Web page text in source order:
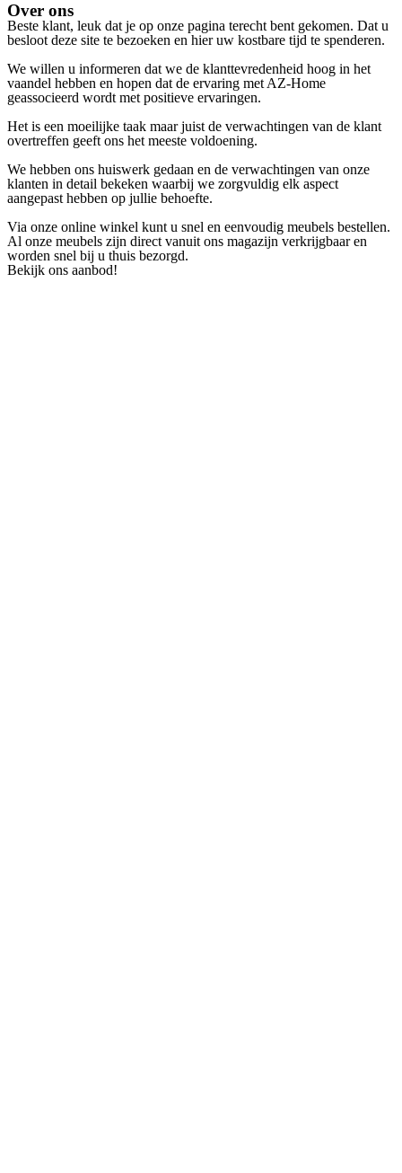
Over ons ​
Beste klant, leuk dat je op onze pagina terecht bent gekomen. Dat u
besloot deze site te bezoeken en hier uw kostbare tijd te spenderen.
We willen u informeren dat we de klanttevredenheid hoog in het
vaandel hebben en hopen dat de ervaring met AZ-Home
geassocieerd wordt met positieve ervaringen.
Het is een moeilijke taak maar juist de verwachtingen van de klant
overtreffen geeft ons het meeste voldoening.
We hebben ons huiswerk gedaan en de verwachtingen van onze
klanten in detail bekeken waarbij we zorgvuldig elk aspect
aangepast hebben op jullie behoefte.
Via onze online winkel kunt u snel en eenvoudig meubels bestellen.
Al onze meubels zijn direct vanuit ons magazijn verkrijgbaar en
worden snel bij u thuis bezorgd.
Bekijk ons aanbod!